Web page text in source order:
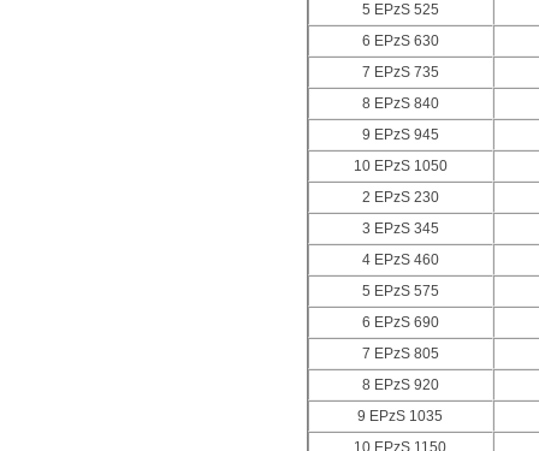
5 EPzS 525
6 EPzS 630
7 EPzS 735
8 EPzS 840
9 EPzS 945
10 EPzS 1050
2 EPzS 230
3 EPzS 345
4 EPzS 460
5 EPzS 575
6 EPzS 690
7 EPzS 805
8 EPzS 920
9 EPzS 1035
10 EPzS 1150